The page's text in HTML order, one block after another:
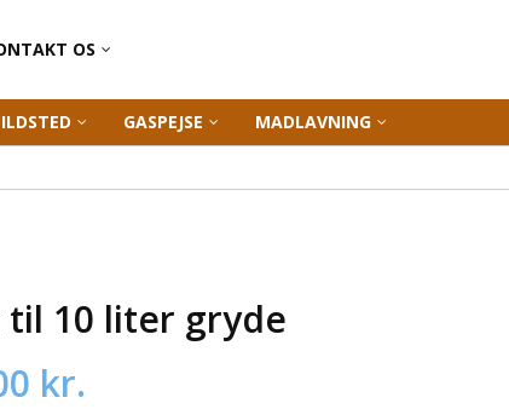
OS
GASPEJSE MADLAVNING
til 10 liter gryde
kr.